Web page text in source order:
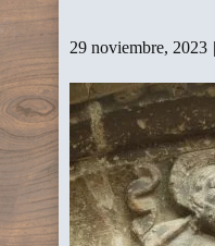
29 noviembre, 2023